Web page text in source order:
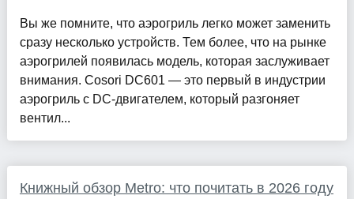
Вы же помните, что аэрогриль легко может заменить
сразу несколько устройств. Тем более, что на рынке
аэрогрилей появилась модель, которая заслуживает
внимания. Cosori DC601 — это первый в индустрии
аэрогриль с DC-двигателем, который разгоняет
вентил...
Книжный обзор Metro: что почитать в 2026 году